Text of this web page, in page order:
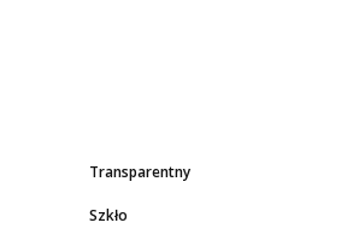
Transparentny
Szkło